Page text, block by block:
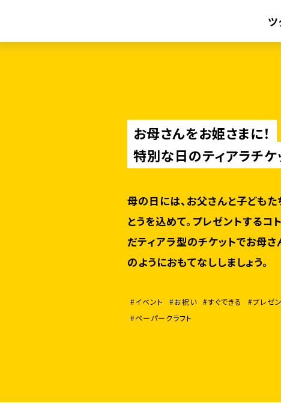
ツ
お母さんをお姫さまに！
特別な日のティアラチケ
母の日には、お父さんと子どもた
とうを込めて。プレゼントするコ
だティアラ型のチケットでお母さ
のようにおもてなししましょう。
#イベント #お祝い #すぐできる
#プレゼ
#ペーパークラフト